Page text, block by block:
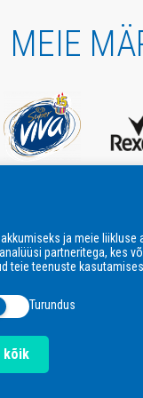
ja meie liikluse
partneritega, kes
teie teenuste
Turundus
kõik
MEIE